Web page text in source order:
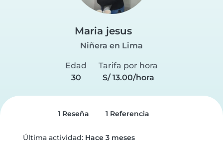
Maria jesus
Niñera en Lima
Edad
30
Tarifa por hora
S/ 13.00/hora
1 Reseña 1 Referencia
Última actividad: Hace 3 meses